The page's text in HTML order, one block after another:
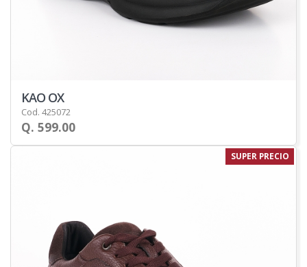
KAO OX
Cod. 425072
Q. 599.00
SUPER PRECIO